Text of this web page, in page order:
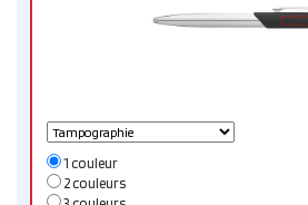
1 couleur
2 couleurs